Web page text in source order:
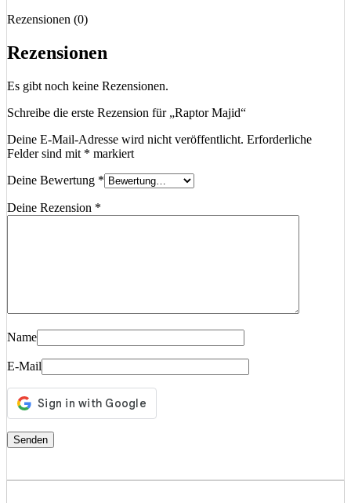
Rezensionen (0)
Rezensionen
Es gibt noch keine Rezensionen.
Schreibe die erste Rezension für „Raptor Majid“
Deine E-Mail-Adresse wird nicht veröffentlicht. Erforderliche
Felder sind mit * markiert
Deine Bewertung *
Deine Rezension *
Name
E-Mail